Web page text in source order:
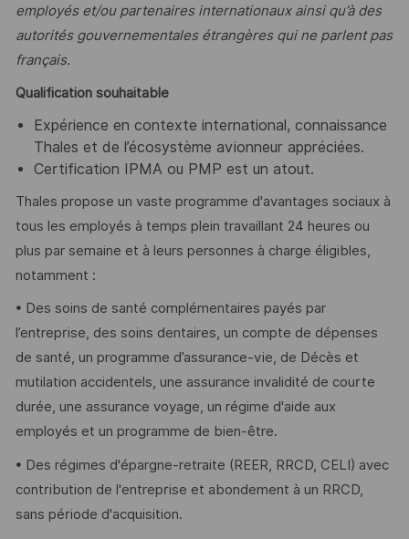
employés et/ou partenaires internationaux ainsi qu’à des
autorités gouvernementales étrangères qui ne parlent pas
français.
Qualification souhaitable
Expérience en contexte international, connaissance
Thales et de l’écosystème avionneur appréciées.
Certification IPMA ou PMP est un atout.
Thales propose un vaste programme d'avantages sociaux à
tous les employés à temps plein travaillant 24 heures ou
plus par semaine et à leurs personnes à charge éligibles,
notamment :
• Des soins de santé complémentaires payés par
l’entreprise, des soins dentaires, un compte de dépenses
de santé, un programme d’assurance-vie, de Décès et
mutilation accidentels, une assurance invalidité de courte
durée, une assurance voyage, un régime d'aide aux
employés et un programme de bien-être.
• Des régimes d'épargne-retraite (REER, RRCD, CELI) avec
contribution de l'entreprise et abondement à un RRCD,
sans période d'acquisition.